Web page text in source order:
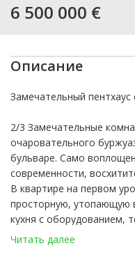
6 500 000 €
Описание
Замечательный
2/3 Замечательные
очаровательного
бульваре. Само
современности,
В квартире на первом
просторную, утопающую
кухня с оборудованием,
море и Скалу, главная
комфортом. На втором
Читать далее